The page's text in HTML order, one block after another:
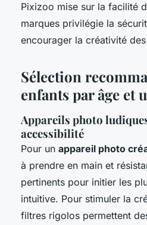
Pixizoo mise sur la facilité
marques privilégie la
encourager la créativité
Sélection
enfants par âge et
Appareils photo
accessibilité
Pour un appareil photo
à prendre en main et
pertinents pour initier les
intuitive. Pour stimuler la
filtres rigolos permettent